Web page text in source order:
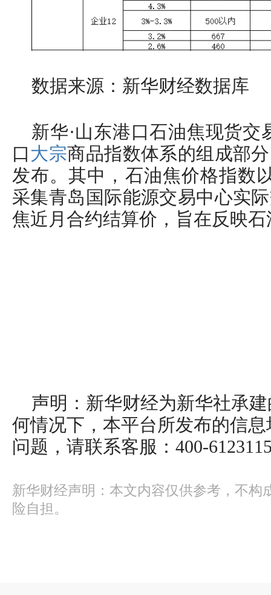
数据来源：新华财经数据库
新华·山东港口石油焦现货交
口 大宗商品指数体系的组成部
发布。其中，石油焦价格指数
采集青岛国际能源交易中心实
焦近月合约结算价，旨在反映
声明：新华财经为新华社承
何情况下，本平台所发布的信
问题，请联系客服：400-
新华财经声明：本文内容仅供参考，不构
险自担。